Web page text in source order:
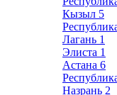
Кызыл 5
Лагань 1
Элиста 1
Астана 6
Назрань 2